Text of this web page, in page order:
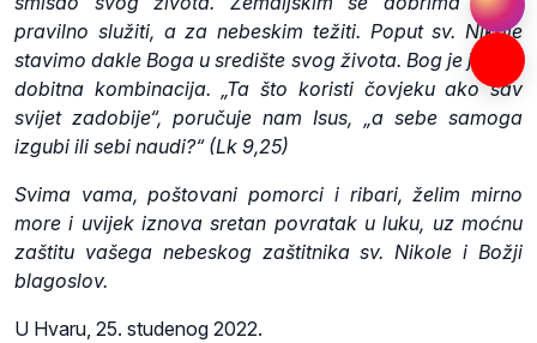
pravilno služiti, a za nebeskim težiti. Poput sv. Nikole
stavimo dakle Boga u središte svog života. Bog je jedina
dobitna kombinacija. „Ta što koristi čovjeku ako sav
svijet zadobije“, poručuje nam Isus, „a sebe samoga
izgubi ili sebi naudi?“ (Lk 9,25)
Svima vama, poštovani pomorci i ribari, želim mirno
more i uvijek iznova sretan povratak u luku, uz moćnu
zaštitu vašega nebeskog zaštitnika sv. Nikole i Božji
blagoslov.
U Hvaru, 25. studenog 2022.